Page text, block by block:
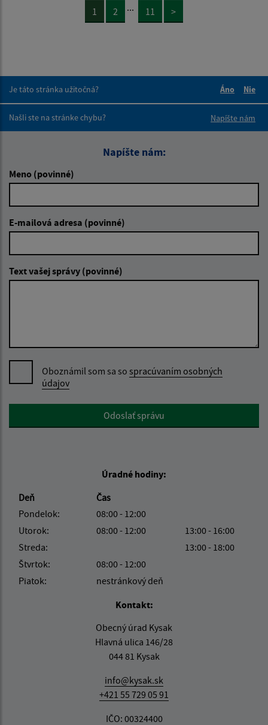
1 2 ... 11 >
Je táto stránka užitočná?
Áno
Nie
Našli ste na stránke chybu?
Napíšte nám
Napíšte nám:
Meno (povinné)
E-mailová adresa (povinné)
Text vašej správy (povinné)
Oboznámil som sa so spracúvaním osobných
údajov
Google reCaptcha ResponseOdoslať správu
Úradné hodiny:
Deň
Čas
Pondelok:
08:00 - 12:00
Utorok:
08:00 - 12:00
13:00 - 16:00
Streda:
13:00 - 18:00
Štvrtok:
08:00 - 12:00
Piatok:
nestránkový deň
Kontakt:
Obecný úrad Kysak
Hlavná ulica 146/28
044 81 Kysak
info@kysak.sk
+421 55 729 05 91
IČO: 00324400